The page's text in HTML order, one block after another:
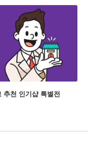
추천 인기샵 특별전